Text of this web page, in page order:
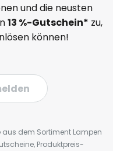
und die neusten
13 %-Gutschein* zu,
können!
aus dem Sortiment Lampen
Produktpreis-